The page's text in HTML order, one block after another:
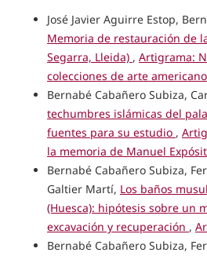
José Javier Aguirre Estop,
Memoria de restauración de
Segarra, Lleida) , Artigrama:
colecciones de arte
Bernabé Cabañero Subiza,
techumbres islámicas del
fuentes para su estudio ,
la memoria de Manuel
Bernabé Cabañero Subiza,
Galtier Martí, Los baños
(Huesca): hipótesis sobre un
excavación y recuperación ,
Bernabé Cabañero Subiza,